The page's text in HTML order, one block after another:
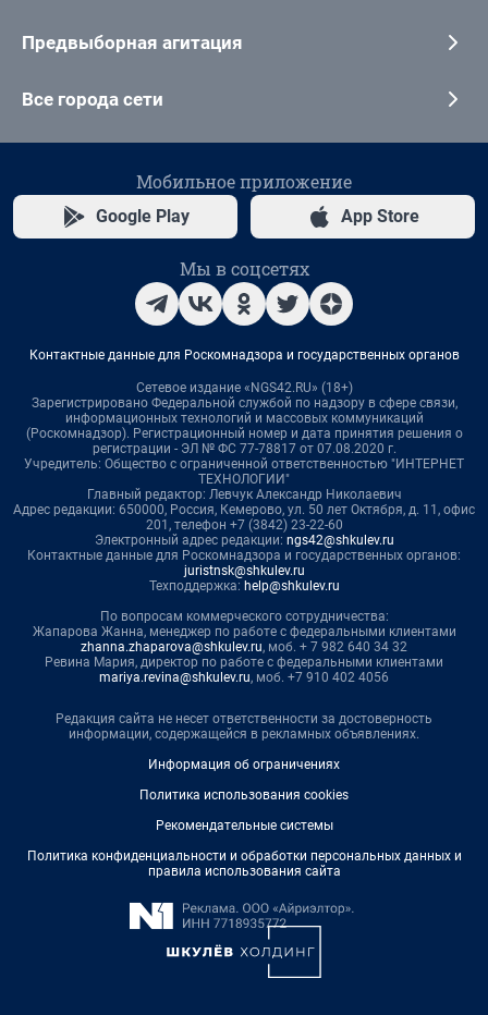
Предвыборная агитация
Все города сети
Мобильное приложение
Google Play App Store
Мы в соцсетях
Контактные данные для Роскомнадзора и государственных органов
Сетевое издание «NGS42.RU» (18+)
Зарегистрировано Федеральной службой по надзору в сфере связи,
информационных технологий и массовых коммуникаций
(Роскомнадзор). Регистрационный номер и дата принятия решения о
регистрации - ЭЛ № ФС 77-78817 от 07.08.2020 г.
Учредитель: Общество с ограниченной ответственностью "ИНТЕРНЕТ
ТЕХНОЛОГИИ"
Главный редактор: Левчук Александр Николаевич
Адрес редакции: 650000, Россия, Кемерово, ул. 50 лет Октября, д. 11, офис
201, телефон +7 (3842) 23-22-60
Электронный адрес редакции: ngs42@shkulev.ru
Контактные данные для Роскомнадзора и государственных органов:
juristnsk@shkulev.ru
Техподдержка: help@shkulev.ru
По вопросам коммерческого сотрудничества:
Жапарова Жанна, менеджер по работе с федеральными клиентами
zhanna.zhaparova@shkulev.ru, моб. + 7 982 640 34 32
Ревина Мария, директор по работе с федеральными клиентами
mariya.revina@shkulev.ru, моб. +7 910 402 4056
Редакция сайта не несет ответственности за достоверность
информации, содержащейся в рекламных объявлениях.
Информация об ограничениях
Политика использования cookies
Рекомендательные системы
Политика конфиденциальности и обработки персональных данных и
правила использования сайта